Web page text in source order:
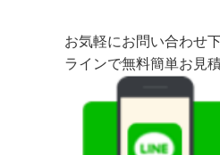
お気軽にお問い合わせ
ラインで無料簡単お見